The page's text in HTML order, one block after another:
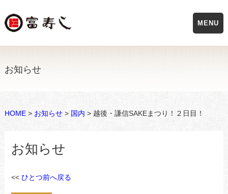
お知らせ
HOME> お知らせ> 国内 > 越後・謙信SAKEまつり！２日目！
お知らせ
<< ひとつ前へ戻る
MENU